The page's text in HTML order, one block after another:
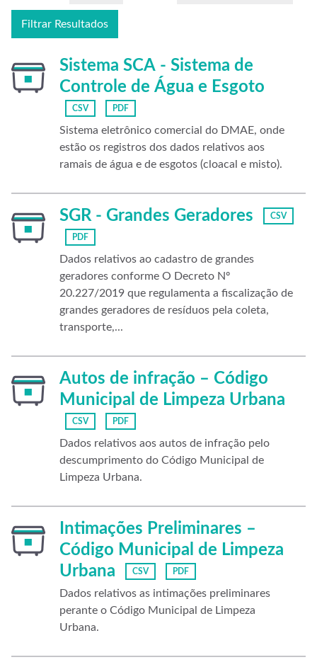
Filtrar Resultados
Sistema SCA - Sistema de
Controle de Água e Esgoto
CSV PDF
Sistema eletrônico comercial do DMAE, onde
estão os registros dos dados relativos aos
ramais de água e de esgotos (cloacal e misto).
SGR - Grandes Geradores CSV
PDF
Dados relativos ao cadastro de grandes
geradores conforme O Decreto Nº
20.227/2019 que regulamenta a fiscalização de
grandes geradores de resíduos pela coleta,
transporte,...
Autos de infração – Código
Municipal de Limpeza Urbana
CSV PDF
Dados relativos aos autos de infração pelo
descumprimento do Código Municipal de
Limpeza Urbana.
Intimações Preliminares –
Código Municipal de Limpeza
Urbana
CSV PDF
Dados relativos as intimações preliminares
perante o Código Municipal de Limpeza
Urbana.